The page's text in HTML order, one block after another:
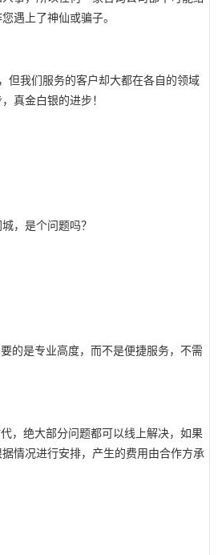
遇上了神仙或骗子。
我们服务的客户却大都在各自的领域
真金白银的进步！
，是个问题吗？
是专业高度，而不是便捷服务，不需
绝大部分问题都可以线上解决，如果
情况进行安排，产生的费用由合作方承